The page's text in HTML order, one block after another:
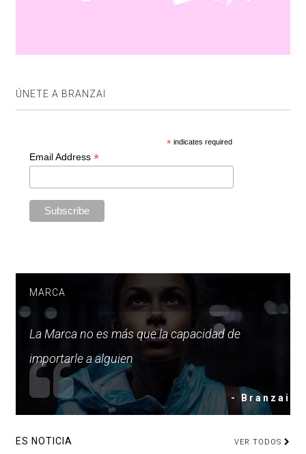
ÚNETE A BRANZAI
* indicates required
Email Address *
MARCA
La Marca no es más que la capacidad de
importarle a alguien
- Branzai
ES NOTICIA VER TODOS